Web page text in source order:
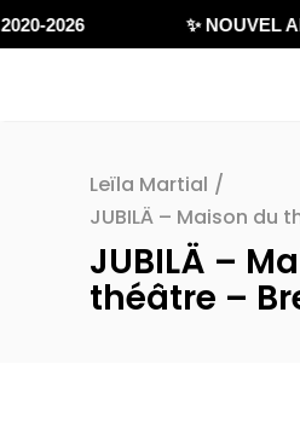
2026 ✨ NOUVEL
Leïla Martial /
JUBILÄ – Maison du
JUBILÄ –
théâtre –